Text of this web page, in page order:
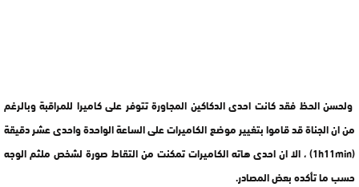
ولحسن الحظ فقد كانت احدى الدكاكين المجاورة تتوفر على كاميرا للمراقبة وبالرغم
من ان الجناة قد قاموا بتغيير موضع الكاميرات على الساعة الواحدة واحدى عشر دقيقة
(1h11min) ، الا ان احدى هاته الكاميرات تمكنت من التقاط صورة لشخص ملثم الوجه
حسب ما تأكده بعض المصادر.